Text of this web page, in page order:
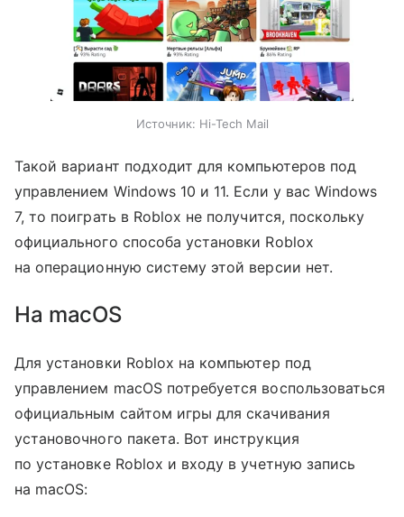
Источник: Hi-Tech Mail
Такой вариант подходит для компьютеров под
управлением Windows 10 и 11. Если у вас Windows
7, то поиграть в Roblox не получится, поскольку
официального способа установки Roblox
на операционную систему этой версии нет.
На macOS
Для установки Roblox на компьютер под
управлением macOS потребуется воспользоваться
официальным сайтом игры для скачивания
установочного пакета. Вот инструкция
по установке Roblox и входу в учетную запись
на macOS: